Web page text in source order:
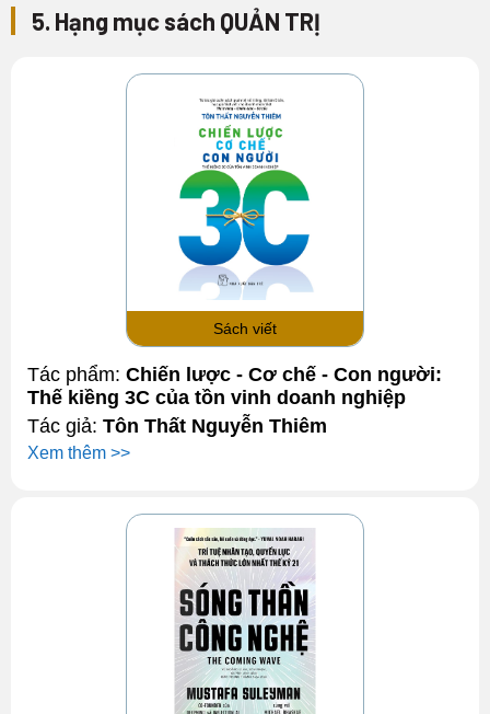
5. Hạng mục sách QUẢN TRỊ
Sách viết
Tác phẩm: Chiến lược - Cơ chế - Con người:
Thế kiềng 3C của tồn vinh doanh nghiệp
Tác giả: Tôn Thất Nguyễn Thiêm
Xem thêm >>